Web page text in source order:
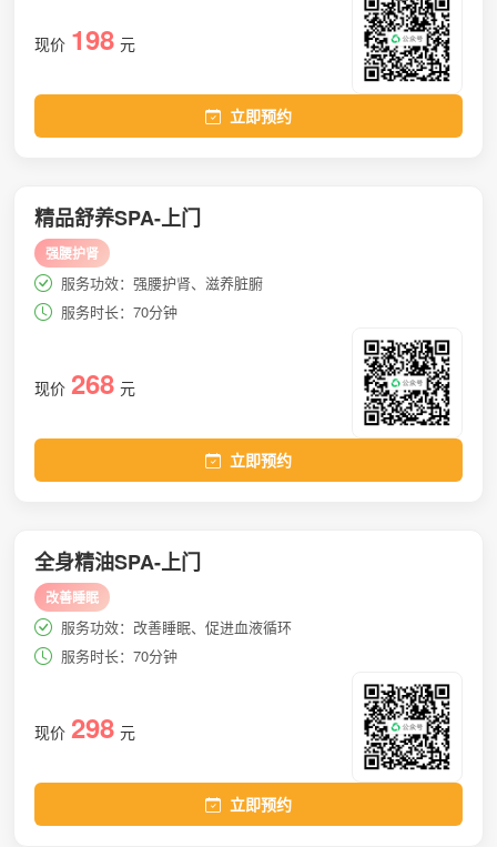
现价 198 元
立即预约
精品舒养SPA-上门
强腰护肾
服务功效：强腰护肾、滋养脏腑
服务时长：70分钟
现价 268 元
立即预约
全身精油SPA-上门
改善睡眠
服务功效：改善睡眠、促进血液循环
服务时长：70分钟
现价 298 元
立即预约